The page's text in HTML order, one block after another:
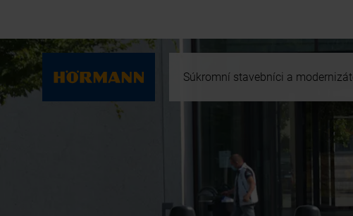
Súkromní stavebníci a